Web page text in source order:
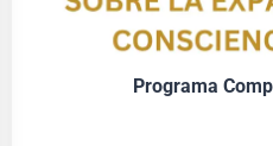
Programa